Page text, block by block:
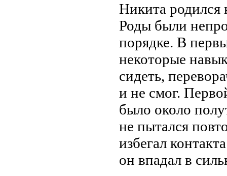
Никита родился
Роды были
порядке. В
некоторые
сидеть,
и не смог.
было около
не пытался
избегал
он впадал в